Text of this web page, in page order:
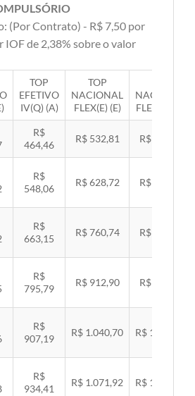
(Por Contrato) - R$ 7,50 por
IOF de 2,38% sobre o valor
TOP
EFETIVO
IV(Q) (A)
TOP
NACIONAL
FLEX(E) (E)
NACIONAL
FLEX(Q) (A)
R$
464,46
R$ 532,81 R$ 549,06
R$
548,06
R$ 628,72 R$ 647,89
R$
663,15
R$ 760,74 R$ 783,94
R$
795,79
R$ 912,90 R$ 940,74
R$
907,19
R$ 1.040,70 R$ 1.072,43
R$
934,41
R$ 1.071,92 R$ 1.104,60